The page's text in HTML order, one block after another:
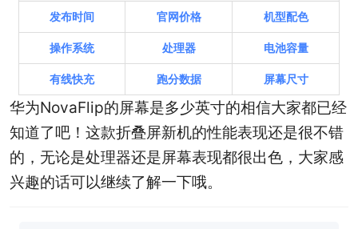
发布时间 官网价格 机型配色
操作系统 处理器 电池容量
有线快充 跑分数据 屏幕尺寸
华为NovaFlip的屏幕是多少英寸的相信大家都已经
知道了吧！这款折叠屏新机的性能表现还是很不错
的，无论是处理器还是屏幕表现都很出色，大家感
兴趣的话可以继续了解一下哦。